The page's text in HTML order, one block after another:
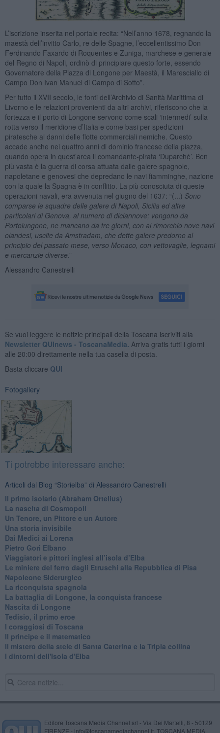
L’iscrizione inserita nel portale recita: “Nell’anno 1678, regnando la
maestà dell’invitto Carlo, re delle Spagne, l’eccellentissimo Don
Ferdinando Faxardo di Roquentes e Zuniga, marchese e generale
del Regno di Napoli, ordinò di principiare questo forte, essendo
Governatore della Piazza di Longone per Maestà, il Maresciallo di
Campo Don Ivan Manuel di Campo di Sotto”.
Per tutto il XVII secolo, le fonti dell’Archivio di Sanità Marittima di
Livorno e le relazioni provenienti da altri archivi, riferiscono che la
fortezza e il porto di Longone servono come scali ‘intermedi’ sulla
rotta verso il meridione d’Italia e come basi per spedizioni
piratesche ai danni delle flotte commerciali nemiche. Questo
accade anche nei quattro anni di dominio francese della piazza,
quando opera in quest’area il comandante-pirata ‘Duparché’. Ben
più vasta è la guerra di corsa attuata dalle galere spagnole,
napoletane e genovesi che depredano le navi fiamminghe, nazione
con la quale la Spagna è in conflitto. La più conosciuta di queste
operazioni navali, era avvenuta nel giugno del 1637: “(...) Sono
comparse le squadre delle galere di Napoli, Sicilia ed altre
particolari di Genova, al numero di diciannove; vengono da
Portolungone, ne mancano da tre giorni, con al rimorchio nove navi
olandesi, uscite da Amstradam, che dette galere predorno al
principio del passato mese, verso Monaco, con vettovaglie, legnami
e mercanzie diverse .”
Alessandro Canestrelli
Se vuoi leggere le notizie principali della Toscana iscriviti alla
Newsletter QUInews - ToscanaMedia. Arriva gratis tutti i giorni
alle 20:00 direttamente nella tua casella di posta.
Basta cliccare QUI
Fotogallery
Ti potrebbe interessare anche:
Articoli dal Blog “Storielba” di Alessandro Canestrelli
Il primo isolario (Abraham Ortelius)
La nascita di Cosmopoli
​Un Tenore, un Pittore e un Autore
Una storia invisibile
Dai Medici ai Lorena
​Pietro Gori Elbano
​Viaggiatori e pittori inglesi all’isola d’Elba
Le miniere del ferro dagli Etruschi alla Repubblica di Pisa
​Napoleone Siderurgico
​La riconquista spagnola
​La battaglia di Longone, la conquista francese
Nascita di Longone
Tedisio, il primo eroe
I coraggiosi di Toscana
Il principe e il matematico
Il mistero della stele di Santa Caterina e la Tripla collina
I dintorni dell'Isola d'Elba
Editore Toscana Media Channel srl - Via Dei Martelli, 8 - 50129
FIRENZE - info@toscanamediachannel.it. TOSCANA MEDIA